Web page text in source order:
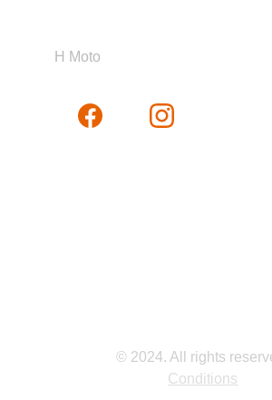
H Moto
© 2024. All rights
Conditions